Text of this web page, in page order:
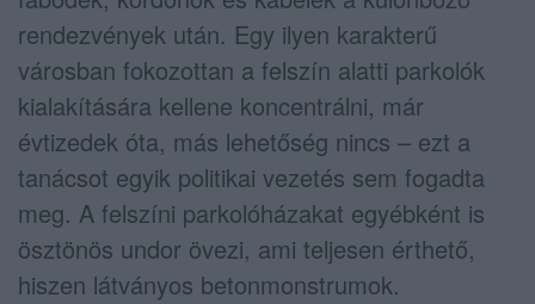
rendezvények után. Egy ilyen karakterű
városban fokozottan a felszín alatti parkolók
kialakítására kellene koncentrálni, már
évtizedek óta, más lehetőség nincs – ezt a
tanácsot egyik politikai vezetés sem fogadta
meg. A felszíni parkolóházakat egyébként is
ösztönös undor övezi, ami teljesen érthető,
hiszen látványos betonmonstrumok.